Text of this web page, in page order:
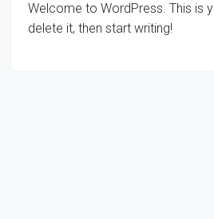
Welcome to WordPress. This is
delete it, then start writing!